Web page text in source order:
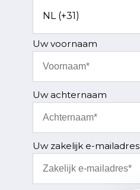
Uw voornaam
Uw achternaam
Uw zakelijk e-mailadres